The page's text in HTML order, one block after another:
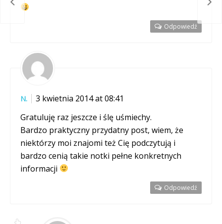
Odpowiedź
N.
3 kwietnia 2014 at 08:41
Gratuluję raz jeszcze i ślę uśmiechy.
Bardzo praktyczny przydatny post, wiem, że
niektórzy moi znajomi też Cię podczytują i
bardzo cenią takie notki pełne konkretnych
informacji
Odpowiedź